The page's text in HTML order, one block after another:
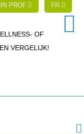
PROF FR
OF
VERGELIJK!